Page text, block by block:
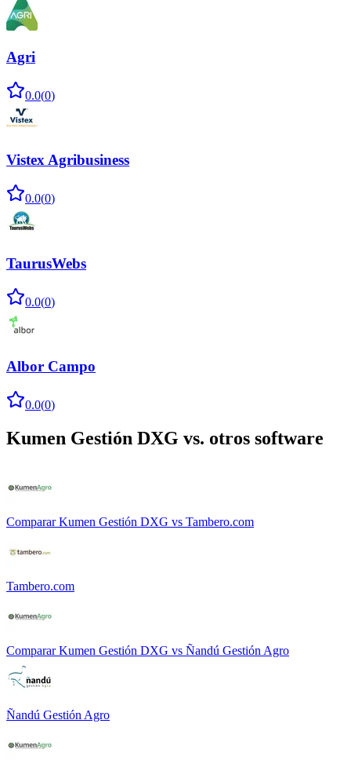
Agri
0.0(0)
Vistex Agribusiness
0.0(0)
TaurusWebs
0.0(0)
Albor Campo
0.0(0)
Kumen Gestión DXG vs. otros software
Comparar Kumen Gestión DXG vs Tambero.com
Tambero.com
Comparar Kumen Gestión DXG vs Ñandú Gestión Agro
Ñandú Gestión Agro